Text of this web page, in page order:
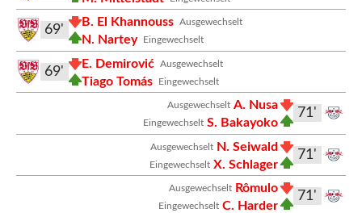
Ausgewechselt
B. El Khannouss
Eingewechselt
N. Nartey
69'
Ausgewechselt
E. Demirović
Eingewechselt
Tiago Tomás
69'
71'
Ausgewechselt A. Nusa
Eingewechselt S. Bakayoko
71'
Ausgewechselt N. Seiwald
Eingewechselt X. Schlager
71'
Ausgewechselt Rômulo
Eingewechselt C. Harder